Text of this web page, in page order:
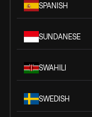
SPANISH
SUNDANESE
SWAHILI
SWEDISH